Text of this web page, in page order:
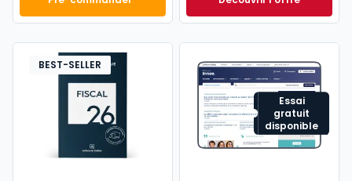
Mémento Comptable 2027 à 199,00 € TTCNavis Comptable
Dès
BEST-SELLER
Essai
gratuit
disponible